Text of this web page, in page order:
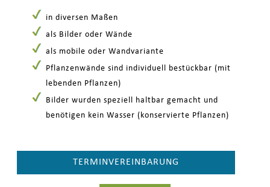
in diversen Maßen
als Bilder oder Wände
als mobile oder Wandvariante
Pflanzenwände sind individuell bestückbar (mit
lebenden Pflanzen)
Bilder wurden speziell haltbar gemacht und
benötigen kein Wasser (konservierte Pflanzen)
TERMINVEREINBARUNG